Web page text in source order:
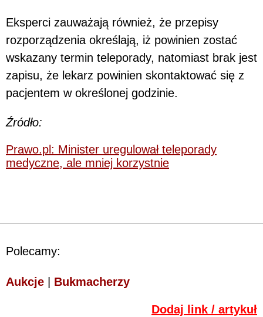
Eksperci zauważają również, że przepisy
rozporządzenia określają, iż powinien zostać
wskazany termin teleporady, natomiast brak jest
zapisu, że lekarz powinien skontaktować się z
pacjentem w określonej godzinie.
Źródło:
Prawo.pl: Minister uregulował teleporady
medyczne, ale mniej korzystnie
Polecamy:
Aukcje Bukmacherzy
Dodaj link / artykuł